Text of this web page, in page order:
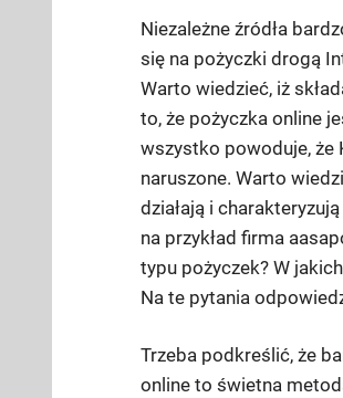
Niezależne źródła
się na pożyczki drogą
Warto wiedzieć, iż
to, że pożyczka online
wszystko powoduje, że
naruszone. Warto
działają i
na przykład firma
typu pożyczek? W
Na te pytania
Trzeba podkreślić, że
online to świetna